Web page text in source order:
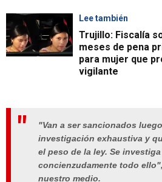
Lee también
Trujillo: Fiscalía
meses de pena
para mujer que
vigilante
"Van a ser sancionados
investigación exhaustiva y
el peso de la ley. Se investiga
concienzudamente todo
nuestro medio.